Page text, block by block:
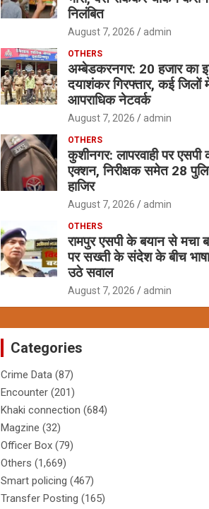
निलंबित
August 7, 2026 admin
OTHERS
अम्बेडकरनगर: 20 हजार का
दयाशंकर गिरफ्तार, कई जिलों
आपराधिक नेटवर्क
August 7, 2026 admin
OTHERS
कुशीनगर: लापरवाही पर एसपी
एक्शन, निरीक्षक समेत 28
हाजिर
August 7, 2026 admin
OTHERS
रामपुर एसपी के बयान से मचा
पर सख्ती के संदेश के बीच
उठे सवाल
August 7, 2026 admin
Categories
Crime Data (87)
Encounter (201)
Khaki connection (684)
Magzine (32)
Officer Box (79)
Others (1,669)
Smart policing (467)
Transfer Posting (165)